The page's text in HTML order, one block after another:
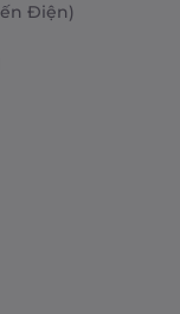
Điện)